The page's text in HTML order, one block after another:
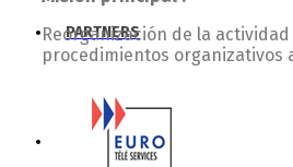
PARTNERS
CONTACTO
Reorganización de la
procedimientos organizativos